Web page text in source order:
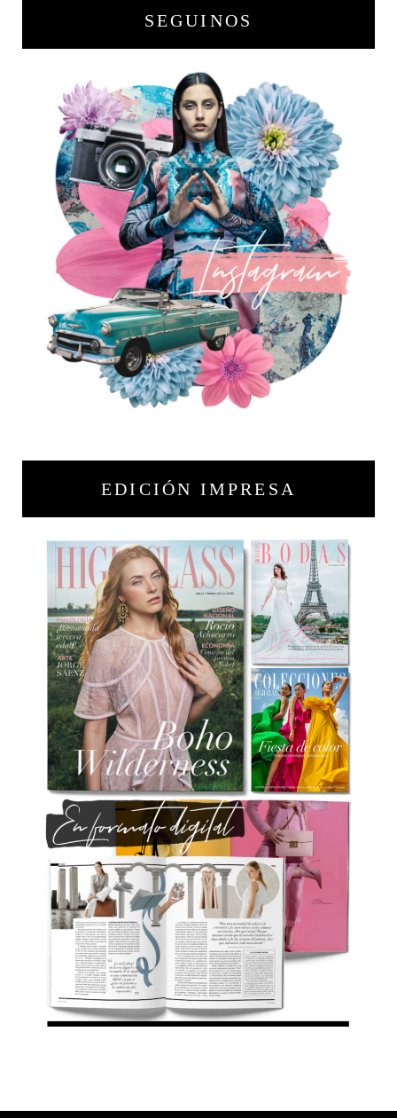
SEGUINOS
EDICIÓN IMPRESA